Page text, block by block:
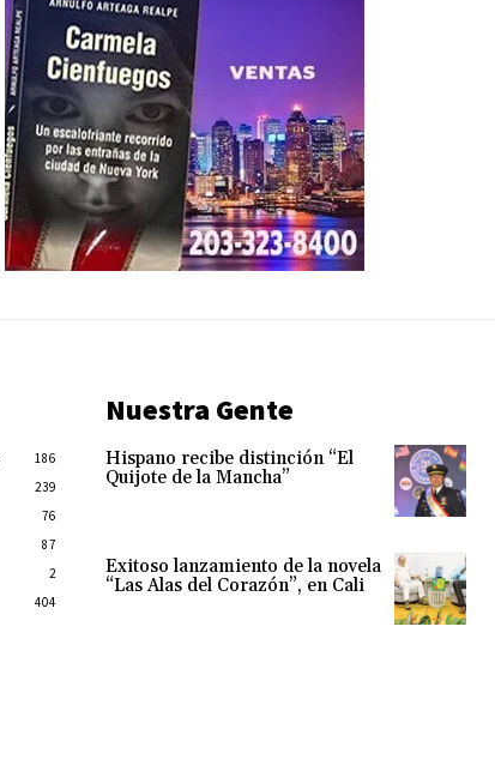
186
239
76
87
2
404
Nuestra Gente
Hispano recibe distinción “El
Quijote de la Mancha”
Exitoso lanzamiento de la novela
“Las Alas del Corazón”, en Cali